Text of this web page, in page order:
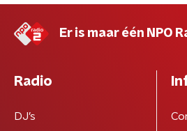
Er is maar één NPO
Radio
DJ’s